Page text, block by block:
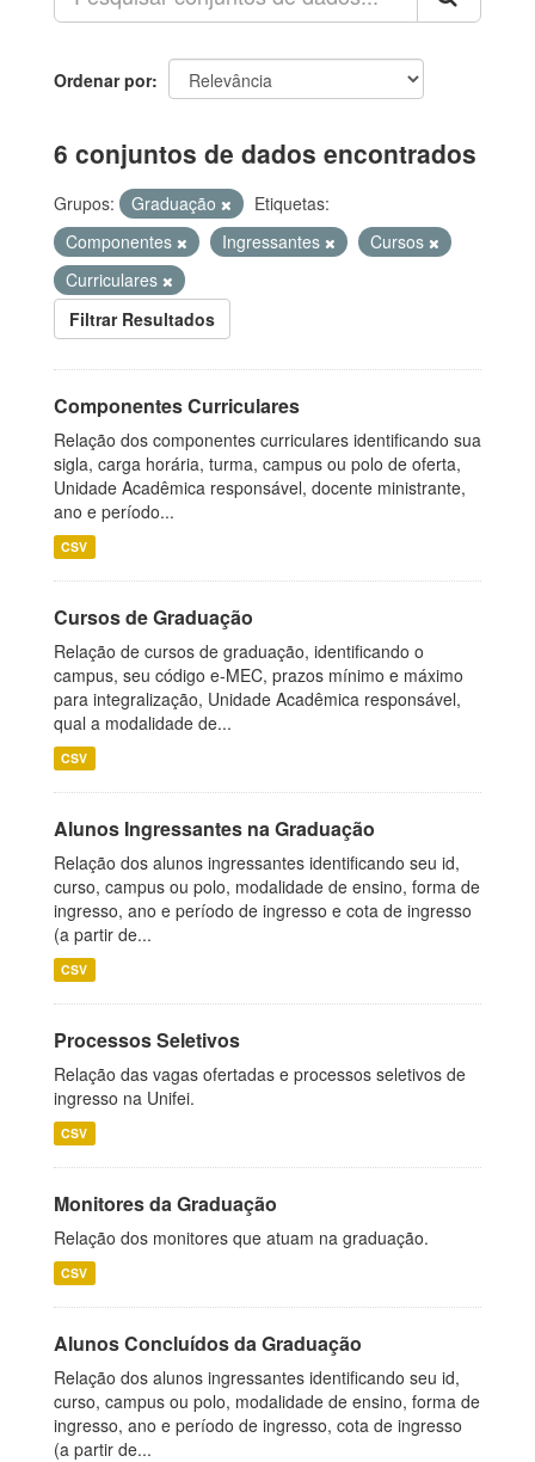
Ordenar por
6 conjuntos de dados encontrados
Grupos: Graduação
Etiquetas:
Componentes
Ingressantes
Cursos
Curriculares
Filtrar Resultados
Componentes Curriculares
Relação dos componentes curriculares identificando sua
sigla, carga horária, turma, campus ou polo de oferta,
Unidade Acadêmica responsável, docente ministrante,
ano e período...
CSV
Cursos de Graduação
Relação de cursos de graduação, identificando o
campus, seu código e-MEC, prazos mínimo e máximo
para integralização, Unidade Acadêmica responsável,
qual a modalidade de...
CSV
Alunos Ingressantes na Graduação
Relação dos alunos ingressantes identificando seu id,
curso, campus ou polo, modalidade de ensino, forma de
ingresso, ano e período de ingresso e cota de ingresso
(a partir de...
CSV
Processos Seletivos
Relação das vagas ofertadas e processos seletivos de
ingresso na Unifei.
CSV
Monitores da Graduação
Relação dos monitores que atuam na graduação.
CSV
Alunos Concluídos da Graduação
Relação dos alunos ingressantes identificando seu id,
curso, campus ou polo, modalidade de ensino, forma de
ingresso, ano e período de ingresso, cota de ingresso
(a partir de...